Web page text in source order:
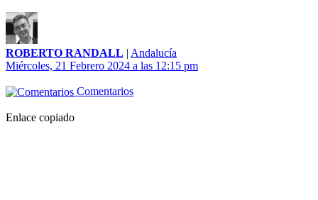
ROBERTO RANDALL | Andalucía
Miércoles, 21 Febrero 2024 a las 12:15 pm
Comentarios
Enlace copiado